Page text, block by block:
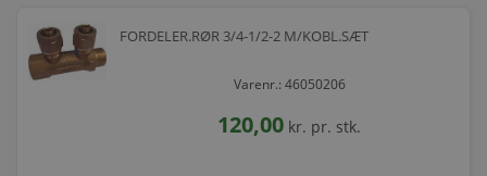
FORDELER.RØR 3/4-1/2-2 M/KOBL.SÆT
Varenr.: 46050206
120,00 kr. pr. stk.